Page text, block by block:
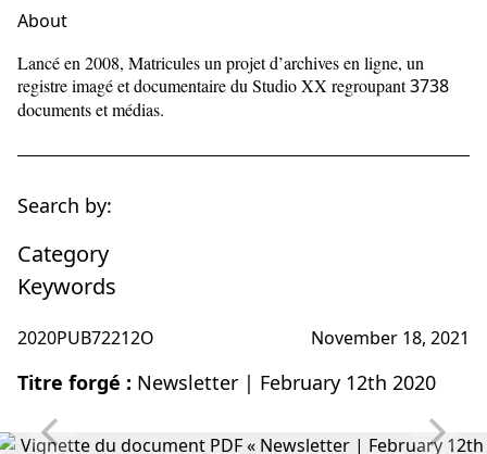
About
Lancé en 2008, Matricules un projet d’archives en ligne, un
registre imagé et documentaire du Studio XX regroupant3738
documents et médias.
Search by:
Category
Keywords
2020PUB72212O November 18, 2021
Titre forgé : Newsletter | February 12th 2020